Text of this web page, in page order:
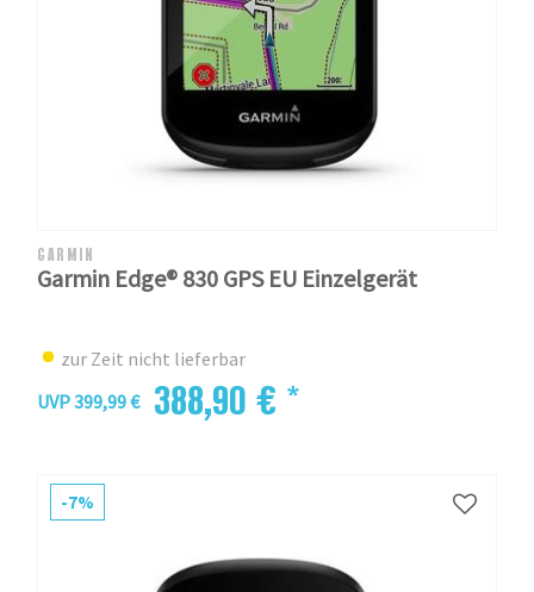
GARMIN
Garmin Edge® 830 GPS EU Einzelgerät
zur Zeit nicht lieferbar
UVP 399,99 €
388,90 € *
-7%